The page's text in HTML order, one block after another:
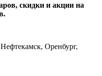
скидки и акции на
Оренбург,